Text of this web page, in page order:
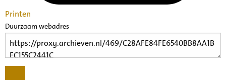
Printen
Duurzaam webadres